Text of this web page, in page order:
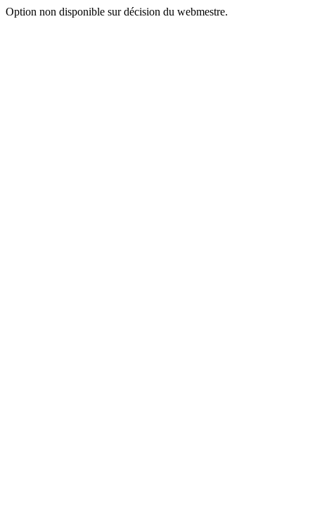
Option non disponible sur décision du webmestre.